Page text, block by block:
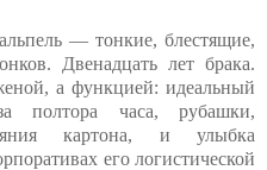
— тонкие, блестящие,
Двенадцать лет брака.
а функцией: идеальный
часа, рубашки,
картона, и улыбка
его логистической